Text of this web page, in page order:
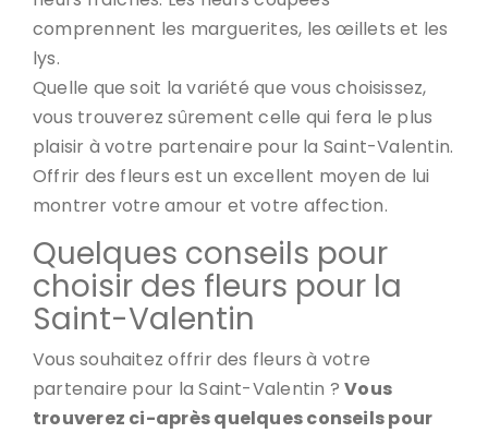
comprennent les marguerites, les œillets et les
lys.
Quelle que soit la variété que vous choisissez,
vous trouverez sûrement celle qui fera le plus
plaisir à votre partenaire pour la Saint-Valentin.
Offrir des fleurs est un excellent moyen de lui
montrer votre amour et votre affection.
Quelques conseils pour
choisir des fleurs pour la
Saint-Valentin
Vous souhaitez offrir des fleurs à votre
partenaire pour la Saint-Valentin ?Vous
trouverez ci-après quelques conseils pour